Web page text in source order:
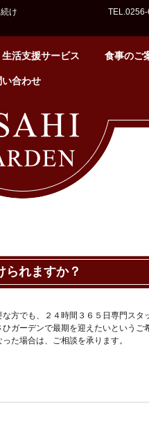
け
生活支援サービス 食事のご
い合わせ
られますか？
方でも、２４時間３６５日専門ス
ガーデンで最期を迎えたいという
た場合は、ご相談を承ります。